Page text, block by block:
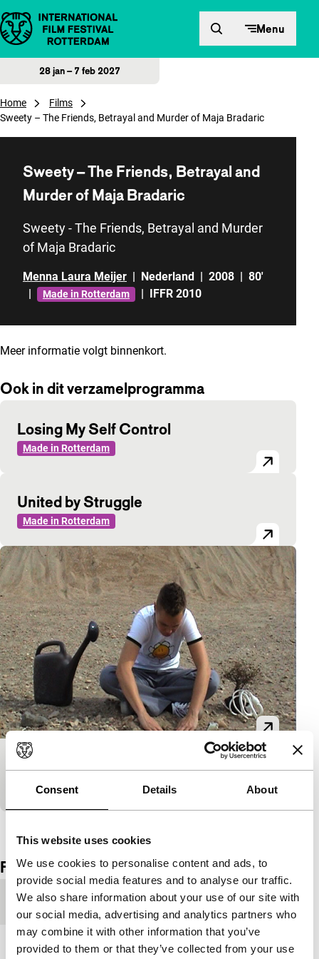
Consent Details About
This website uses cookies
We use cookies to personalise content and ads, to
provide social media features and to analyse our traffic.
We also share information about your use of our site with
our social media, advertising and analytics partners who
may combine it with other information that you’ve
provided to them or that they’ve collected from your use
Direct naar inhoud Menu
28 jan – 7 feb 2027
Home
Films
Sweety – The Friends, Betrayal and Murder of Maja Bradaric
Sweety – The Friends, Betrayal and
Murder of Maja Bradaric
Sweety - The Friends, Betrayal and Murder
of Maja Bradaric
Menna Laura Meijer | Nederland | 2008 | 80'
|
Made in Rotterdam | IFFR 2010
Meer informatie volgt binnenkort.
Ook in dit verzamelprogramma
Losing My Self Control
Made in Rotterdam
United by Struggle
Made in Rotterdam
Slow Motion Suicide
Made in Rotterdam
Film details
Productieland Nederland
Jaar 2008